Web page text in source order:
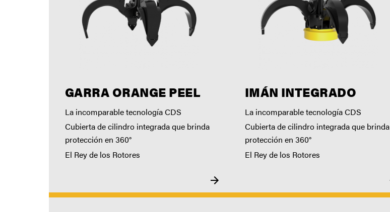
GARRA ORANGE PEEL
La incomparable tecnología CDS
Cubierta de cilindro integrada que brinda
protección en 360°
El Rey de los Rotores
IMÁN INTEGRADO
La incomparable tecnología CDS
Cubierta de cilindro integrada que brinda
protección en 360°
El Rey de los Rotores